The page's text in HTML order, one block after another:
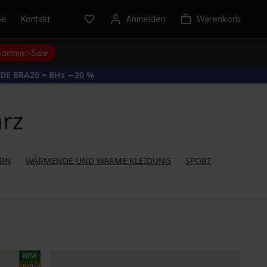
Kontakt Anmelden Warenkorb
Sale
BRA20 = BHs −20 %
WÄRMENDE UND WARME KLEIDUNG SPORT
NEW